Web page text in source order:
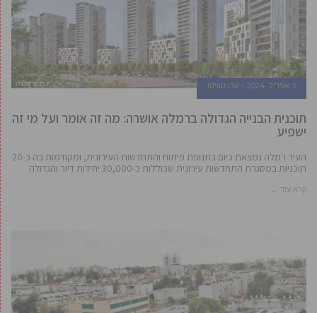
3 אפריל, 2024 ערן טוויטו
תוכנית הבנייה הגדולה ברמלה אושרה: מה זה אומר ועל מי זה
ישפיע
העיר רמלה נמצאת כיום בתנופת פיתוח והתחדשות העירונית, ומקודמות בה כ-20
תוכניות במסגרת התחדשות עירונית שכוללות כ-30,000 יחידות דיור והגדולה
קרא עוד ←